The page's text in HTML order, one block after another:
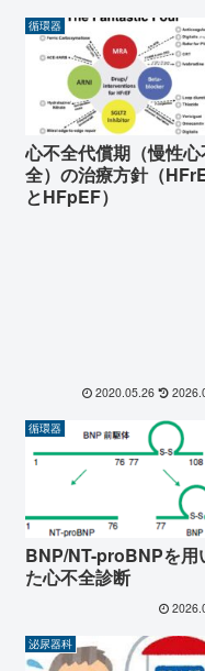
循環器
心不全代償期（慢性心
全）の治療方針（
とHFpEF）
2020.05.26
循環器
BNP/NT-proBNPを用
た心不全診断
泌尿器科